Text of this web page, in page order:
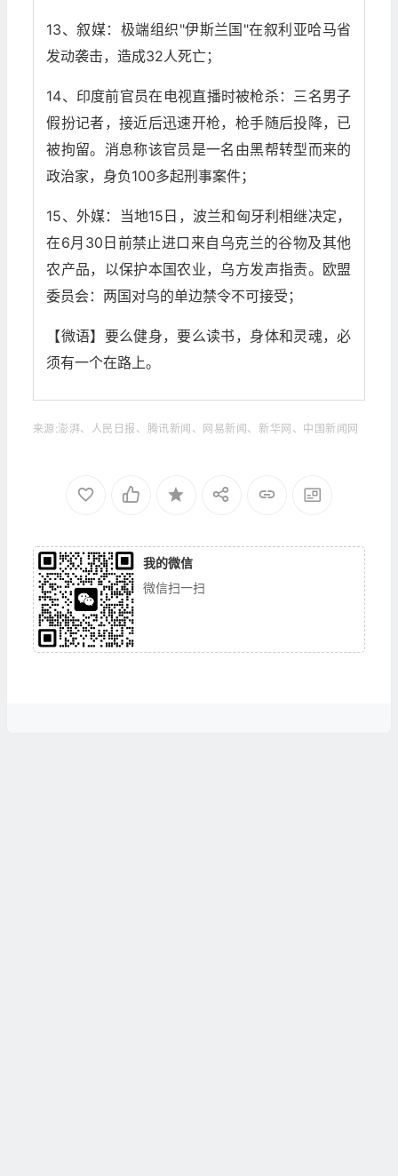
13、叙媒：极端组织"伊斯兰国"在叙利亚哈马省
发动袭击，造成32人死亡；
14、印度前官员在电视直播时被枪杀：三名男子
假扮记者，接近后迅速开枪，枪手随后投降，已
被拘留。消息称该官员是一名由黑帮转型而来的
政治家，身负100多起刑事案件；
15、外媒：当地15日，波兰和匈牙利相继决定，
在6月30日前禁止进口来自乌克兰的谷物及其他
农产品，以保护本国农业，乌方发声指责。欧盟
委员会：两国对乌的单边禁令不可接受；
【微语】要么健身，要么读书，身体和灵魂，必
须有一个在路上。
来源:澎湃、人民日报、腾讯新闻、网易新闻、新华网、中国新闻网
我的微信
微信扫一扫